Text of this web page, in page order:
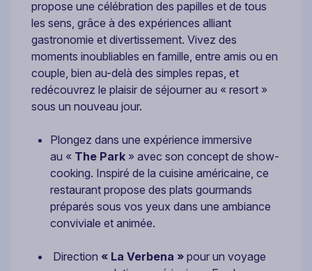
propose une célébration des papilles et de tous
les sens, grâce à des expériences alliant
gastronomie et divertissement. Vivez des
moments inoubliables en famille, entre amis ou en
couple, bien au-delà des simples repas, et
redécouvrez le plaisir de séjourner au « resort »
sous un nouveau jour.
Plongez dans une expérience immersive
au « The Park » avec son concept de show-
cooking. Inspiré de la cuisine américaine, ce
restaurant propose des plats gourmands
préparés sous vos yeux dans une ambiance
conviviale et animée.
Direction « La Verbena » pour un voyage